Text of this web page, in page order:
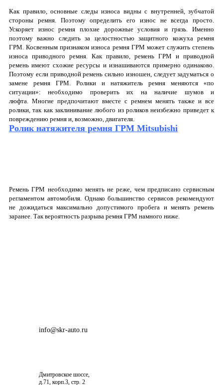
Как правило, основные следы износа видны с внутренней, зубчатой
стороны ремня. Поэтому определить его износ не всегда просто.
Ускоряет износ ремня плохие дорожные условия и грязь. Именно
поэтому важно следить за целостностью защитного кожуха ремня
ГРМ. Косвенным признаком износа ремня ГРМ может служить степень
износа приводного ремня. Как правило, ремень ГРМ и приводной
ремень имеют схожие ресурсы и изнашиваются примерно одинаково.
Поэтому если приводной ремень сильно изношен, следует задуматься о
замене ремня ГРМ. Ролики и натяжитель ремня меняются «по
ситуации»: необходимо проверить их на наличие шумов и
люфта. Многие предпочитают вместе с ремнем менять также и все
ролики, так как заклинивание любого из роликов неизбежно приведет к
повреждению ремня и, возможно, двигателя.
Ролик натяжителя ремня ГРМ Mitsubishi
Ремень ГРМ необходимо менять не реже, чем предписано сервисным
регламентом автомобиля. Однако большинство сервисов рекомендуют
не дожидаться максимально допустимого пробега и менять ремень
заранее. Так вероятность разрыва ремня ГРМ намного ниже.
info@skr-auto.ru
Дмитровское шоссе,
д.71, корп.3, стр. 2